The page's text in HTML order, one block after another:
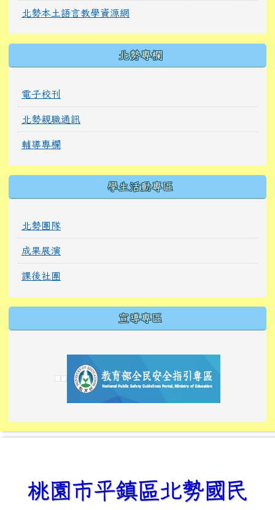
北勢本土語言教學資源網
北勢專欄
電子校刊
北勢親職通訊
輔導專欄
學生活動專區
北勢團隊
成果展演
課後社團
宣導專區
link to https://
link to https://10000.gov.tw/
link to https://
link to https://10000.gov.tw/
link to https://
link to https://
link to https://i.win.org.tw/
link to https://
link to https://
link to https://
link to https://
桃園市平鎮區北勢國民